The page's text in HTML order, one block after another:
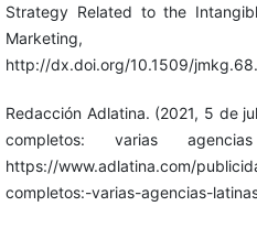
Strategy Related to the
Marketing,
http://dx.doi.org/10.1509/
Redacción Adlatina. (2021, 5 de
completos: varias
https://www.adlatina.com/
completos:-varias-agencias-